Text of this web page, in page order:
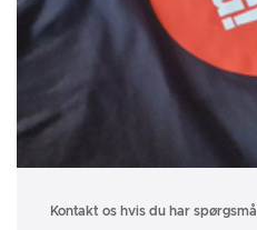
Kontakt os hvis du har spørgsmål